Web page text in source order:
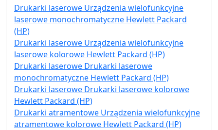
Drukarki laserowe Urządzenia wielofunkcyjne
laserowe monochromatyczne Hewlett Packard
(HP)
Drukarki laserowe Urządzenia wielofunkcyjne
laserowe kolorowe Hewlett Packard (HP)
Drukarki laserowe Drukarki laserowe
monochromatyczne Hewlett Packard (HP)
Drukarki laserowe Drukarki laserowe kolorowe
Hewlett Packard (HP)
Drukarki atramentowe Urządzenia wielofunkcyjne
atramentowe kolorowe Hewlett Packard (HP)